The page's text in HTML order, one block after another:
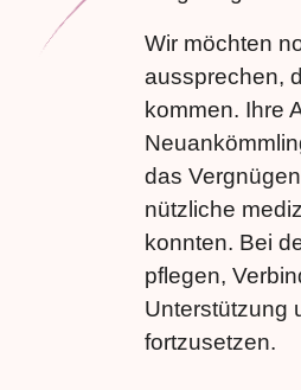
Wir möchten
aussprechen,
kommen. Ihre
das
nützliche
konnten. Bei
pflegen,
Unterstützung
fortzusetzen.